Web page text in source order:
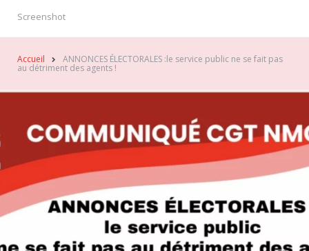
Screenshot
Accueil ANNONCES ÉLECTORALES :le service public ne se fait pas
au détriment des agents !